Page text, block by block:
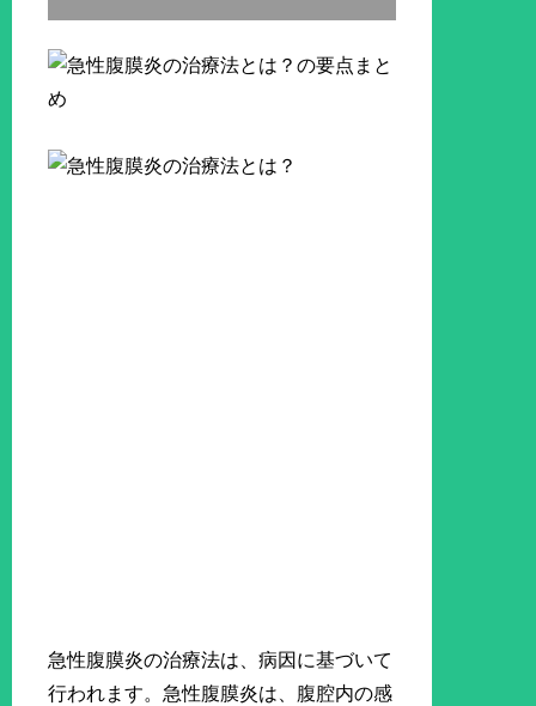
急性腹膜炎の治療法は、病因に基づいて
行われます。急性腹膜炎は、腹腔内の感